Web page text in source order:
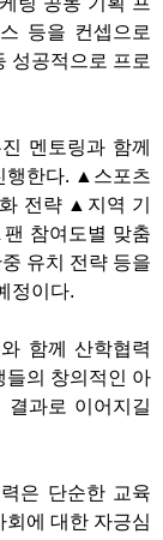
등을 컨셉으로
성공적으로 프로
멘토링과 함께
행한다. ▲스포츠
전략 ▲지역 기
참여도별 맞춤
유치 전략 등을
정이다.
함께 산학협력
들의 창의적인 아
과로 이어지길
은 단순한 교육
에 대한 자긍심